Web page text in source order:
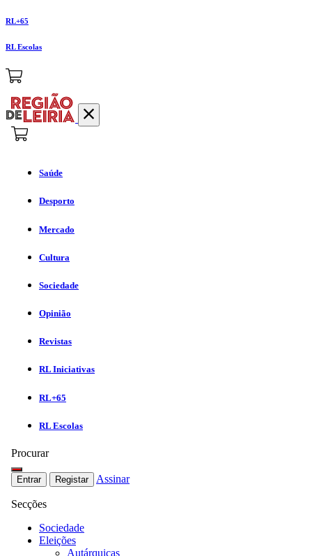
RL+65
RL Escolas
Saúde
Desporto
Mercado
Cultura
Sociedade
Opinião
Revistas
RL Iniciativas
RL+65
RL Escolas
Procurar
Entrar Registar Assinar
Secções
Sociedade
Eleições
Autárquicas